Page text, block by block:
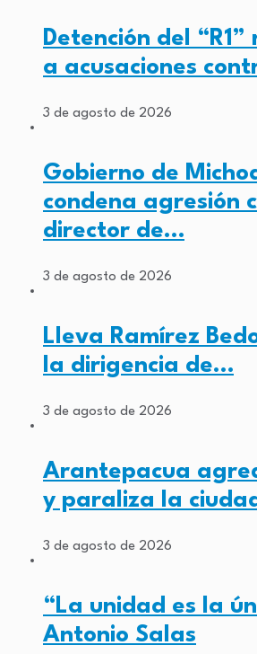
Detención del
a acusaciones
3 de agosto de 2026
Gobierno de
condena agresión
director de…
3 de agosto de 2026
Lleva Ramírez
la dirigencia de…
3 de agosto de 2026
Arantepacua
y paraliza la ciudad
3 de agosto de 2026
“La unidad es la
Antonio Salas